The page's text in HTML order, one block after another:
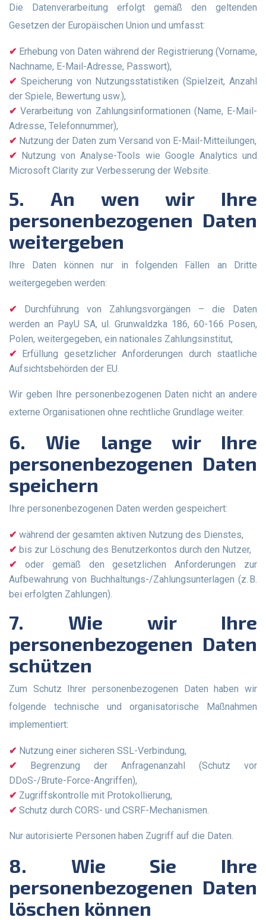
Die Datenverarbeitung erfolgt gemäß den geltenden
Gesetzen der Europäischen Union und umfasst:
Erhebung von Daten während der Registrierung (Vorname,
Nachname, E-Mail-Adresse, Passwort),
Speicherung von Nutzungsstatistiken (Spielzeit, Anzahl
der Spiele, Bewertung usw.),
Verarbeitung von Zahlungsinformationen (Name, E-Mail-
Adresse, Telefonnummer),
Nutzung der Daten zum Versand von E-Mail-Mitteilungen,
Nutzung von Analyse-Tools wie Google Analytics und
Microsoft Clarity zur Verbesserung der Website.
5. An wen wir Ihre
personenbezogenen Daten
weitergeben
Ihre Daten können nur in folgenden Fällen an Dritte
weitergegeben werden:
Durchführung von Zahlungsvorgängen – die Daten
werden an PayU SA, ul. Grunwaldzka 186, 60-166 Posen,
Polen, weitergegeben, ein nationales Zahlungsinstitut,
Erfüllung gesetzlicher Anforderungen durch staatliche
Aufsichtsbehörden der EU.
Wir geben Ihre personenbezogenen Daten nicht an andere
externe Organisationen ohne rechtliche Grundlage weiter.
6. Wie lange wir Ihre
personenbezogenen Daten
speichern
Ihre personenbezogenen Daten werden gespeichert:
während der gesamten aktiven Nutzung des Dienstes,
bis zur Löschung des Benutzerkontos durch den Nutzer,
oder gemäß den gesetzlichen Anforderungen zur
Aufbewahrung von Buchhaltungs-/Zahlungsunterlagen (z. B.
bei erfolgten Zahlungen).
7. Wie wir Ihre
personenbezogenen Daten
schützen
Zum Schutz Ihrer personenbezogenen Daten haben wir
folgende technische und organisatorische Maßnahmen
implementiert:
Nutzung einer sicheren SSL-Verbindung,
Begrenzung der Anfragenanzahl (Schutz vor
DDoS-/Brute-Force-Angriffen),
Zugriffskontrolle mit Protokollierung,
Schutz durch CORS- und CSRF-Mechanismen.
Nur autorisierte Personen haben Zugriff auf die Daten.
8. Wie Sie Ihre
personenbezogenen Daten
löschen können